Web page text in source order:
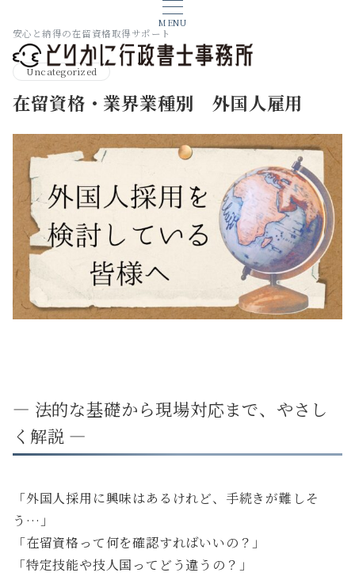
MENU
安心と納得の在留資格取得サポート
Uncategorized
在留資格・業界業種別 外国人雇用
― 法的な基礎から現場対応まで、やさし
く解説 ―
「外国人採用に興味はあるけれど、手続きが難しそ
う…」
「在留資格って何を確認すればいいの？」
「特定技能や技人国ってどう違うの？」